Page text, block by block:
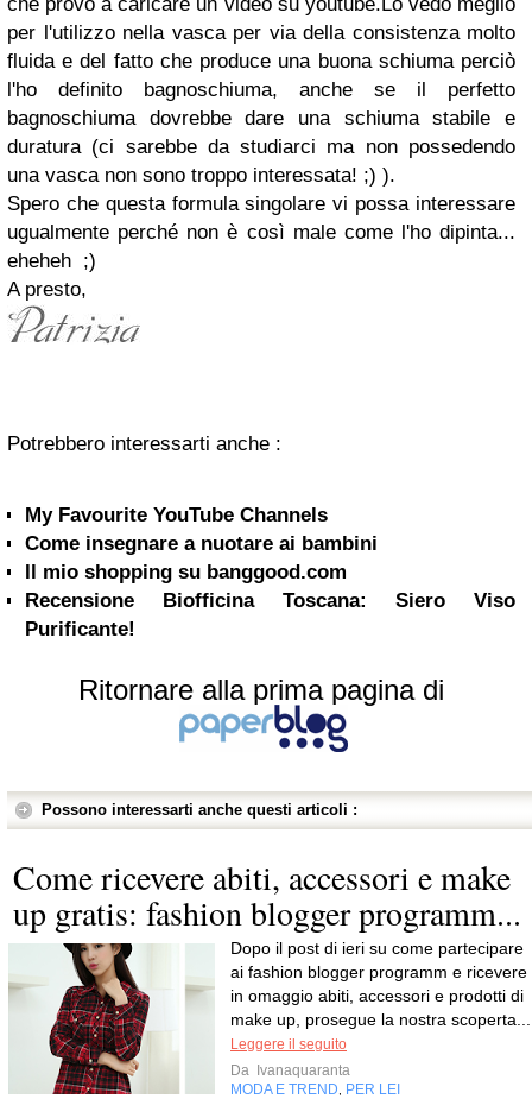
per l'utilizzo nella vasca per via della consistenza molto
fluida e del fatto che produce una buona schiuma perciò
l'ho definito bagnoschiuma, anche se il perfetto
bagnoschiuma dovrebbe dare una schiuma stabile e
duratura (ci sarebbe da studiarci ma non possedendo
una vasca non sono troppo interessata! ;) ).
Spero che questa formula singolare vi possa interessare
ugualmente perché non è così male come l'ho dipinta...
eheheh ;)
A presto,
Potrebbero interessarti anche :
My Favourite YouTube Channels
Come insegnare a nuotare ai bambini
Il mio shopping su banggood.com
Recensione Biofficina Toscana: Siero Viso
Purificante!
Ritornare alla prima pagina di
Possono interessarti anche questi articoli :
Come ricevere abiti, accessori e make
up gratis: fashion blogger programm...
Dopo il post di ieri su come partecipare
ai fashion blogger programm e ricevere
in omaggio abiti, accessori e prodotti di
make up, prosegue la nostra scoperta...
Leggere il seguito
Da
Ivanaquaranta
MODA E TREND
PER LEI